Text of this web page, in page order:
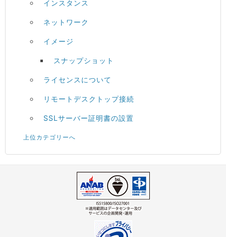
インスタンス
ネットワーク
イメージ
スナップショット
ライセンスについて
リモートデスクトップ接続
SSLサーバー証明書の設置
上位カテゴリーへ